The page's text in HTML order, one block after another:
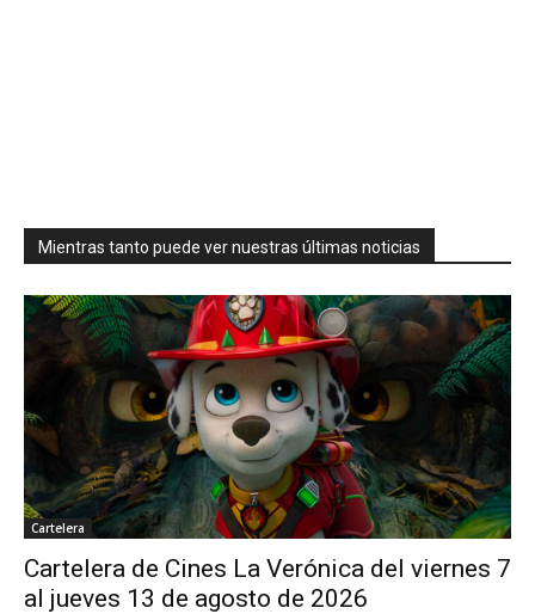
Mientras tanto puede ver nuestras últimas noticias
Cartelera
Cartelera de Cines La Verónica del viernes 7
al jueves 13 de agosto de 2026